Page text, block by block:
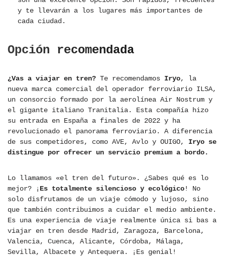
y te llevarán a los lugares más importantes de
cada ciudad.
Opción recomendada
¿Vas a viajar en tren? Te recomendamos Iryo, la
nueva marca comercial del operador ferroviario ILSA,
un consorcio formado por la aerolínea Air Nostrum y
el gigante italiano Tranitalia. Esta compañía hizo
su entrada en España a finales de 2022 y ha
revolucionado el panorama ferroviario. A diferencia
de sus competidores, como AVE, Avlo y OUIGO, Iryo se
distingue por ofrecer un servicio premium a bordo.
Lo llamamos «el tren del futuro». ¿Sabes qué es lo
mejor? ¡ Es totalmente silencioso y ecológico! No
solo disfrutamos de un viaje cómodo y lujoso, sino
que también contribuimos a cuidar el medio ambiente.
Es una experiencia de viaje realmente única si bas a
viajar en tren desde Madrid, Zaragoza, Barcelona,
Valencia, Cuenca, Alicante, Córdoba, Málaga,
Sevilla, Albacete y Antequera. ¡Es genial!